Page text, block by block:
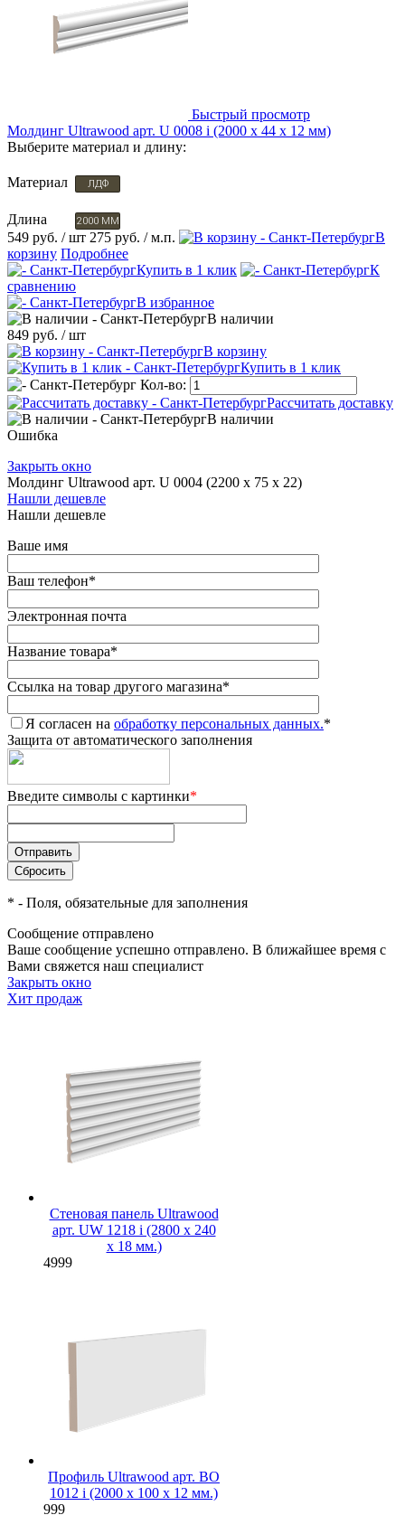
Быстрый просмотр
Молдинг Ultrawood арт. U 0008 i (2000 х 44 х 12 мм)
Выберите материал и длину:
Материал ЛДФ
Длина 2000 ММ
549 руб. / шт 275 руб. / м.п.
В
корзину Подробнее
Купить в 1 клик
К
сравнению
В избранное
В наличии
849 руб. / шт
В корзину
Купить в 1 клик
Кол-во:
Рассчитать доставку
В наличии
Ошибка
Закрыть окно
Молдинг Ultrawood арт. U 0004 (2200 х 75 х 22)
Нашли дешевле
Нашли дешевле
Ваше имя
Ваш телефон*
Электронная почта
Название товара*
Ссылка на товар другого магазина*
Я согласен на обработку персональных данных.*
Защита от автоматического заполнения
Введите символы с картинки*
* - Поля, обязательные для заполнения
Сообщение отправлено
Ваше сообщение успешно отправлено. В ближайшее время с
Вами свяжется наш специалист
Закрыть окно
Хит продаж
Стеновая панель Ultrawood
арт. UW 1218 i (2800 х 240
х 18 мм.)
4999
Профиль Ultrawood арт. BO
1012 i (2000 х 100 х 12 мм.)
999